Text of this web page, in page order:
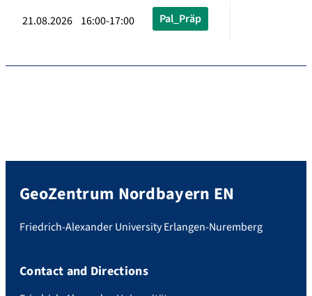
21.08.2026 16:00-17:00 Pal_Präp
GeoZentrum Nordbayern EN
Friedrich-Alexander University Erlangen-Nuremberg
Contact and Directions